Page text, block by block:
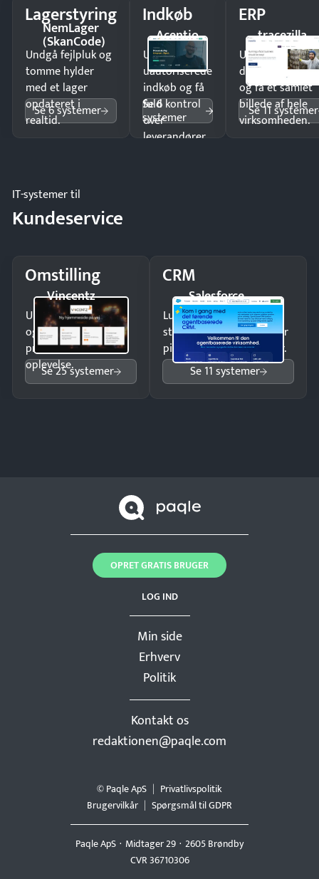
Lagerstyring
NemLager
(SkanCode)
Undgå fejlpluk og
tomme hylder
med et lager
opdateret i
realtid.
Se 6 systemer
Indkøb
Acentio
Undgå
uautoriserede
indkøb og få
fuld kontrol
over
leverandører
Se 6
systemer
ERP
tracezilla
Undgå
og få ét samlet
billede af hele
virksomheden.
Se 11 systemer
IT-systemer til
Kundeservice
Omstilling
Vincentz
Undgå tabte opkald
og giv kunderne en
professionel
oplevelse.
Se 25 systemer
CRM
Salesforce
Luk flere salg med et
struktureret overblik over
pipeline og opfølgninger.
Se 11 systemer
Min side
Erhverv
Politik
Kontakt os
redaktionen@paqle.com
LOG IND
OPRET GRATIS BRUGER
Paqle ApS Midtager 29 2605 Brøndby
CVR 36710306
© Paqle ApS
Privatlivspolitik
Brugervilkår
Spørgsmål til GDPR